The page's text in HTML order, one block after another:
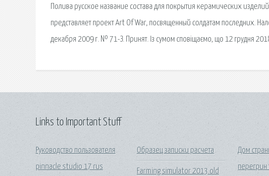
Полива русское название состава для покрытия керамических
представляет проект Art Of War, посвященный солдатам последних.
декабря 2009 г. № 71-З. Принят. Із сумом сповіщаємо, що 12 грудня
Links to Important Stuff
Руководство пользователя
pinnacle studio 17 rus
Образец записки расчета
Farming simulator 2013 old
Дом
перегрин